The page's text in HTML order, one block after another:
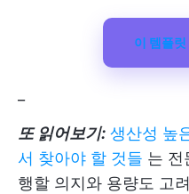
이 템플릿
또 읽어보기: 생산성 높
서 찾아야 할 것들 는 전
행할 의지와 용량도 고